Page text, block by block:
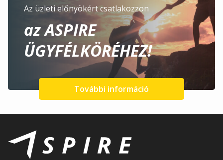
Az üzleti előnyökért csatlakozzon
az ASPIRE
ÜGYFÉLKÖRÉHEZ!
További információ